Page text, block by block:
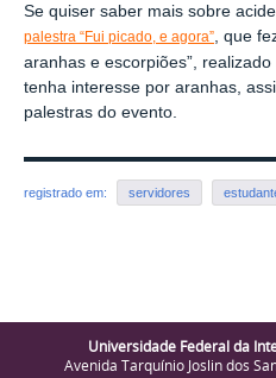
Se quiser saber mais sobre
palestra “Fui picado, e agora” , que
aranhas e escorpiões”,
tenha interesse por aranhas,
palestras do evento.
registrado em: servidores
Universidade Federal da
Avenida Tarquínio Joslin dos